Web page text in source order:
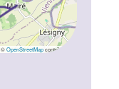
©OpenStreetMapcontributors